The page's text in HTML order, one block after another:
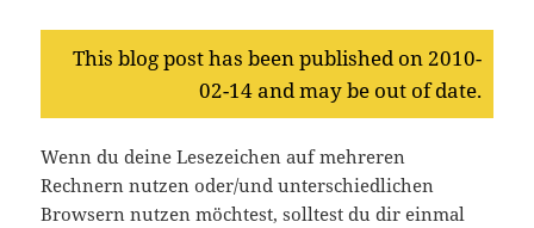
This blog post has been published on 2010-
02-14 and may be out of date.
Wenn du deine Lesezeichen auf mehreren
Rechnern nutzen oder/und unterschiedlichen
Browsern nutzen möchtest, solltest du dir einmal